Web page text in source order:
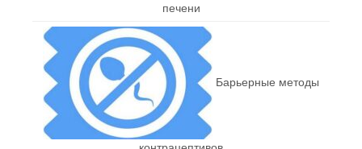
печени
Барьерные методы